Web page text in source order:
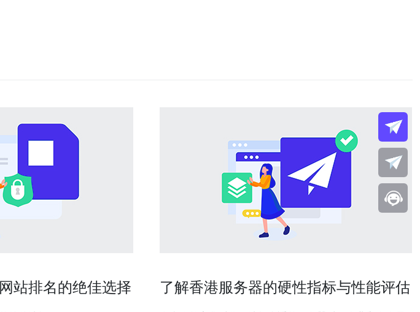
站排名的绝佳选择 了解香港服务器的硬性指标与性能评估